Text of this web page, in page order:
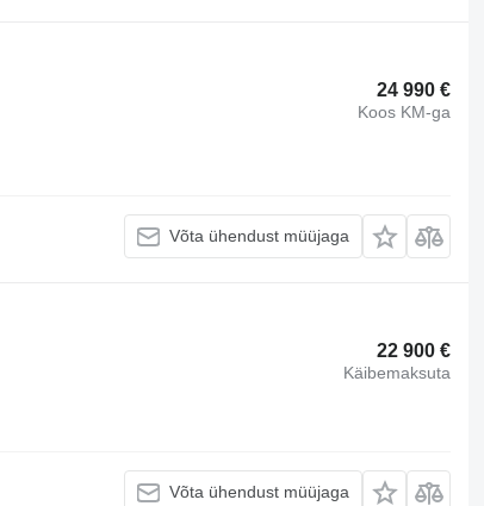
24 990 €
Koos KM-ga
Võta ühendust müüjaga
22 900 €
Käibemaksuta
Võta ühendust müüjaga